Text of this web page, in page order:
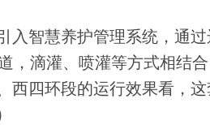
智慧养护管理系统，通过
，滴灌、喷灌等方式相结
西四环段的运行效果看，